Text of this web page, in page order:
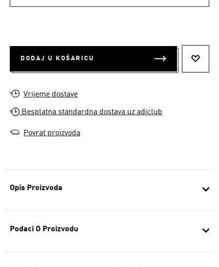
Opis Proizvoda
Podaci O Proizvodu
DODAJ U KOŠARICU
Vrijeme dostave
Besplatna standardna dostava uz adiclub
Povrat proizvoda